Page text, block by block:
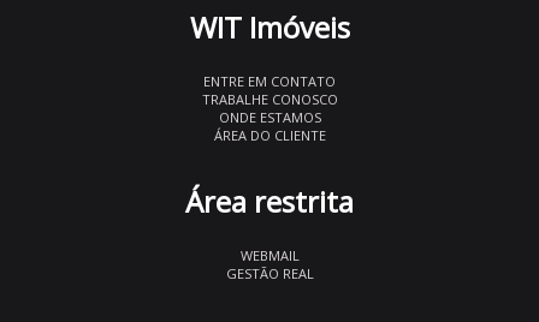
WIT Imóveis
ENTRE EM CONTATO
TRABALHE CONOSCO
ONDE ESTAMOS
ÁREA DO CLIENTE
Área restrita
WEBMAIL
GESTÃO REAL